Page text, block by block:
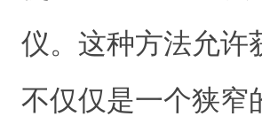
仪。这种方法允许
不仅仅是一个狭窄